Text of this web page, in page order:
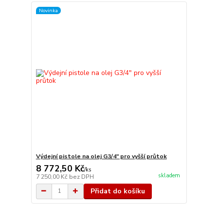
Novinka
Výdejní pistole na olej G3/4" pro vyšší průtok
8 772,50 Kč/ks
7 250,00 Kč bez DPH skladem
Přidat do košíku